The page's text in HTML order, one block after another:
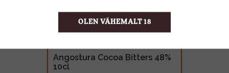
OLEN VÄHEMALT 18
Angostura Cocoa Bitters 48%
10cl